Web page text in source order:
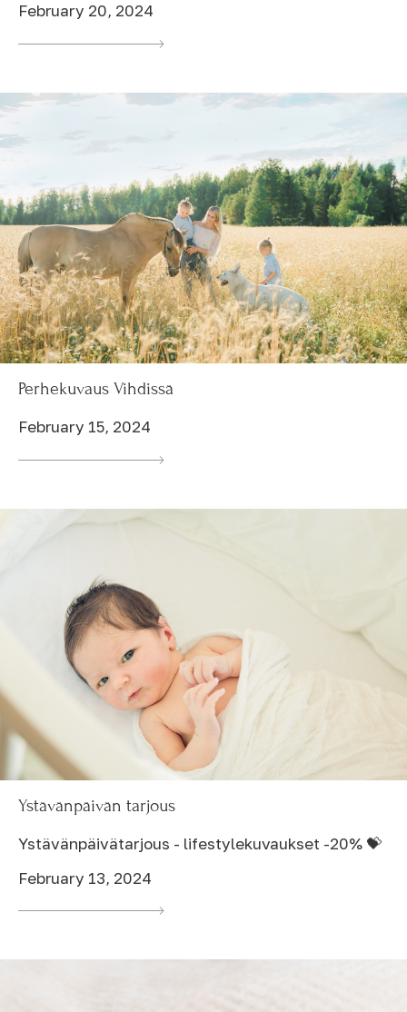
February 20, 2024
Perhekuvaus Vihdissä
February 15, 2024
Ystävänpäivän tarjous
Ystävänpäivätarjous - lifestylekuvaukset -20% 💝
February 13, 2024